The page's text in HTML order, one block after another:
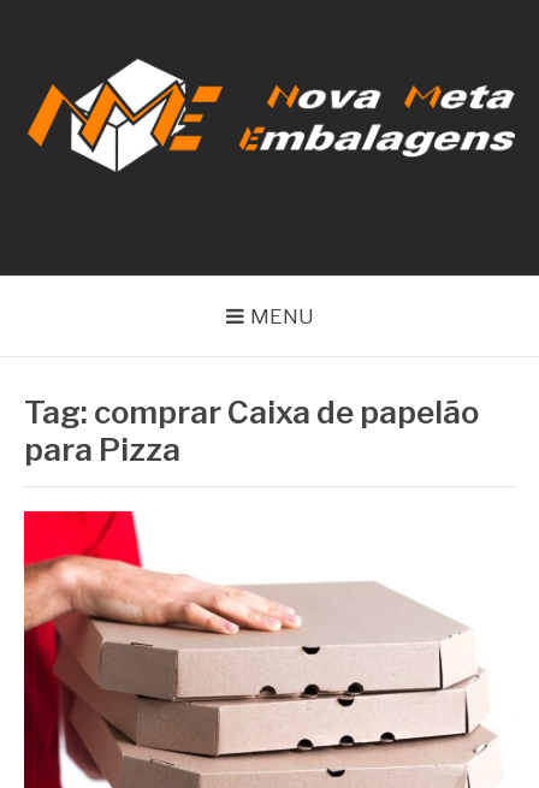
conteúdo
MENU
Tag: comprar Caixa de papelão
para Pizza